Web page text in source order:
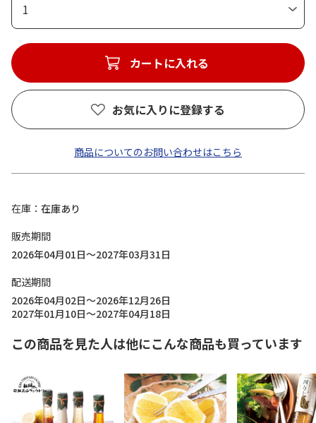
1
カートに入れる
お気に入りに登録する
商品についてのお問い合わせはこちら
在庫
在庫あり
販売期間
2026年04月01日～2027年03月31日
配送期間
2026年04月02日～2026年12月26日
2027年01月10日～2027年04月18日
この商品を見た人は他にこんな商品も買っています